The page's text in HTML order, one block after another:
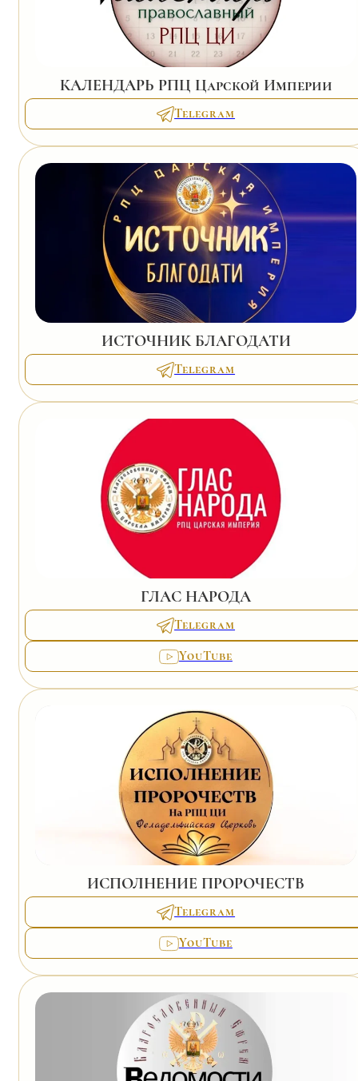
КАЛЕНДАРЬ РПЦ Царской Империи
Telegram
ИСТОЧНИК БЛАГОДАТИ
Telegram
ГЛАС НАРОДА
Telegram
YouTube
ИСПОЛНЕНИЕ ПРОРОЧЕСТВ
Telegram
YouTube